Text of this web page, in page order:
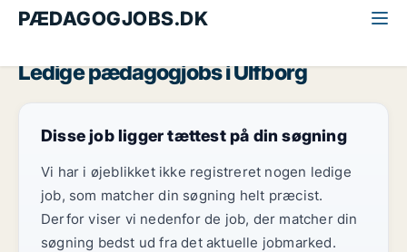
PÆDAGOGJOBS.DK
Ledige pædagogjobs i Ulfborg
Disse job ligger tættest på din søgning
Vi har i øjeblikket ikke registreret nogen ledige
job, som matcher din søgning helt præcist.
Derfor viser vi nedenfor de job, der matcher din
søgning bedst ud fra det aktuelle jobmarked.